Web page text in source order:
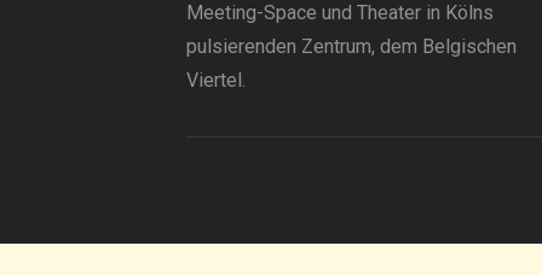
Meeting-Space und Theater in Kölns
pulsierenden Zentrum, dem Belgischen
Viertel.